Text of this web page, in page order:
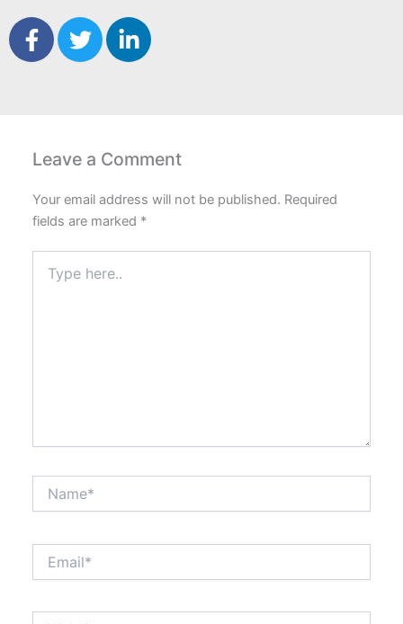
F
a
o
-
f
T
w
r
L
i
i
-
i
n
Leave a Comment
Your email address will not be published. Required
fields are marked *
here..